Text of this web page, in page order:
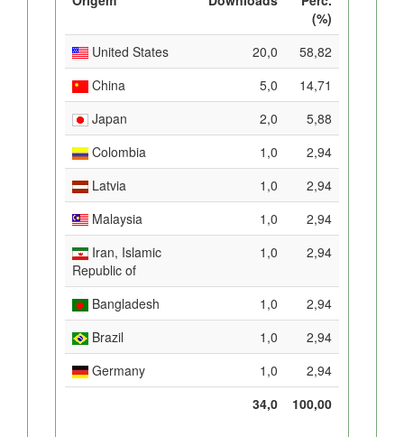
(%)
United States
20,0
58,82
China
5,0
14,71
Japan
2,0
5,88
Colombia
1,0
2,94
Latvia
1,0
2,94
Malaysia
1,0
2,94
Iran, Islamic
Republic of
1,0 2,94
Bangladesh 1,0
2,94
Brazil
1,0
2,94
Germany
1,0
2,94
34,0
100,00